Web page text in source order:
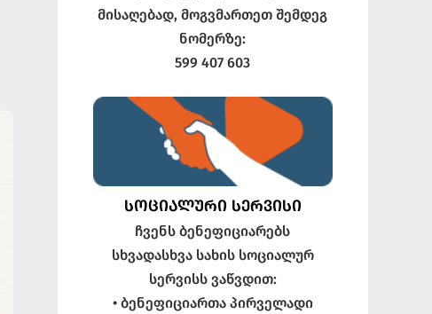
მისაღებად, მოგვმართეთ შემდეგ
ნომერზე:
599 407 603
ᲡᲝᲪᲘᲐᲚᲣᲠᲘ ᲡᲔᲠᲕᲘᲡᲘ
ჩვენს ბენეფიციარებს
სხვადასხვა სახის სოციალურ
სერვისს ვაწვდით:
• ბენეფიციართა პირველადი